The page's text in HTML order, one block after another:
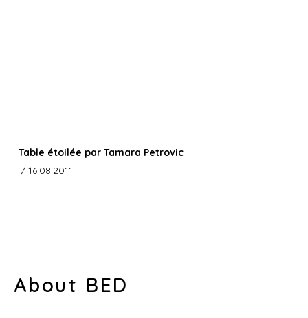
Table étoilée par Tamara Petrovic
/ 16.08.2011
About BED